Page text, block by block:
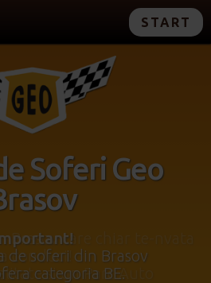
START
Soferi Geo
de soferi din Brasov
categoria BE.